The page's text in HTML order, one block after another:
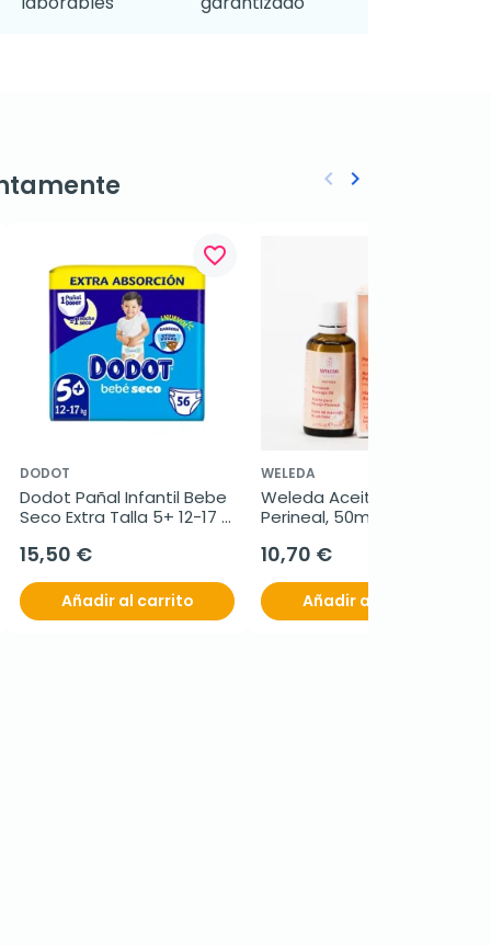
favorite_border
DODOT
Dodot Pañal Infantil Bebe
Seco Extra Talla 5+ 12-17
15,50 €
Añadir al carrito
WELEDA
Weleda Aceite de Masaje
Perineal, 50ml.
10,70 €
Añadir al carrito
Anterior
keyboard_arrow_left Siguiente
keyboard_arrow_right